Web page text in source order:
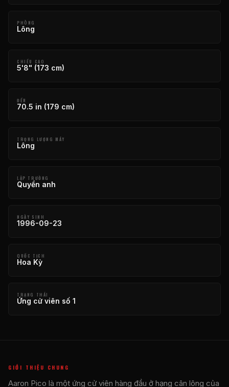
PHÒNG
Lông
CHIỀU CAO
5'8" (173 cm)
ĐẾN
70.5 in (179 cm)
TRỌNG LƯỢNG MÁY
Lông
LẬP TRƯỜNG
Quyền anh
NGÀY SINH
1996-09-23
QUỐC TỊCH
Hoa Kỳ
TRẠNG THÁI
Ứng cử viên số 1
GIỚI THIỆU CHUNG
Aaron Pico là một ứng cử viên hàng đầu ở hạng cân lông của